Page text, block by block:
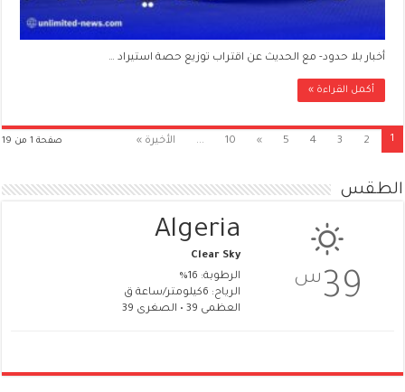
أخبار بلا حدود- مع الحديث عن اقتراب توزيع حصة استيراد …
أكمل القراءة »
صفحة 1 من 19 1
2
3
4
5
»
10
... الأخيرة »
الطقس
39 س
Algeria
Clear Sky
الرطوبة: 16%
الرياح: 6كيلومتر/ساعة ق
العظمى 39 • الصغرى 39